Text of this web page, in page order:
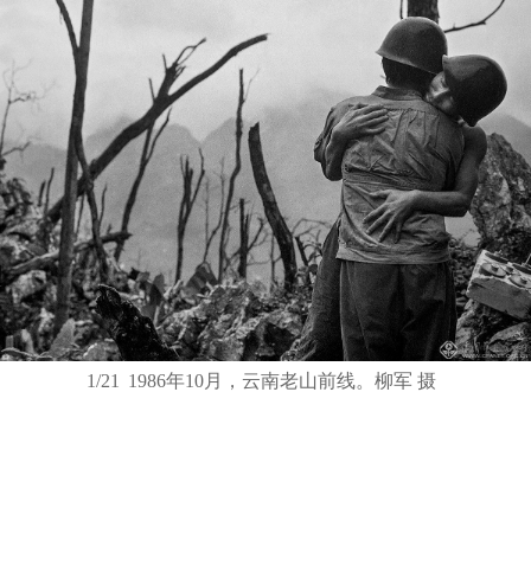
1/21 1986年10月，云南老山前线。柳军 摄